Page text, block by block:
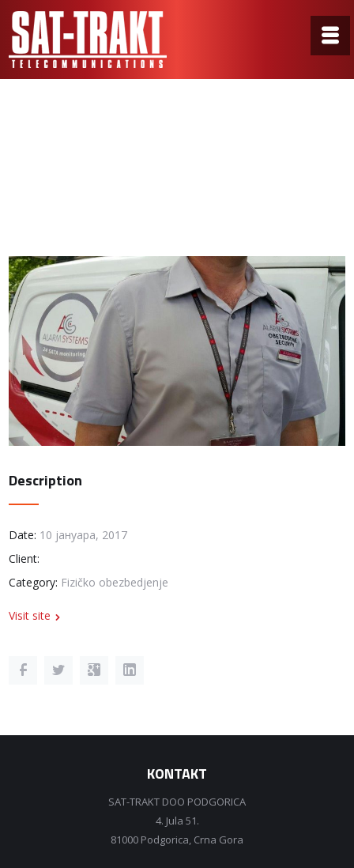
Description
Date: 10 јануара, 2017
Client:
Category: Fizičko obezbedjenje
Visit site
KONTAKT
SAT-TRAKT DOO PODGORICA
4. Jula 51.
81000 Podgorica, Crna Gora